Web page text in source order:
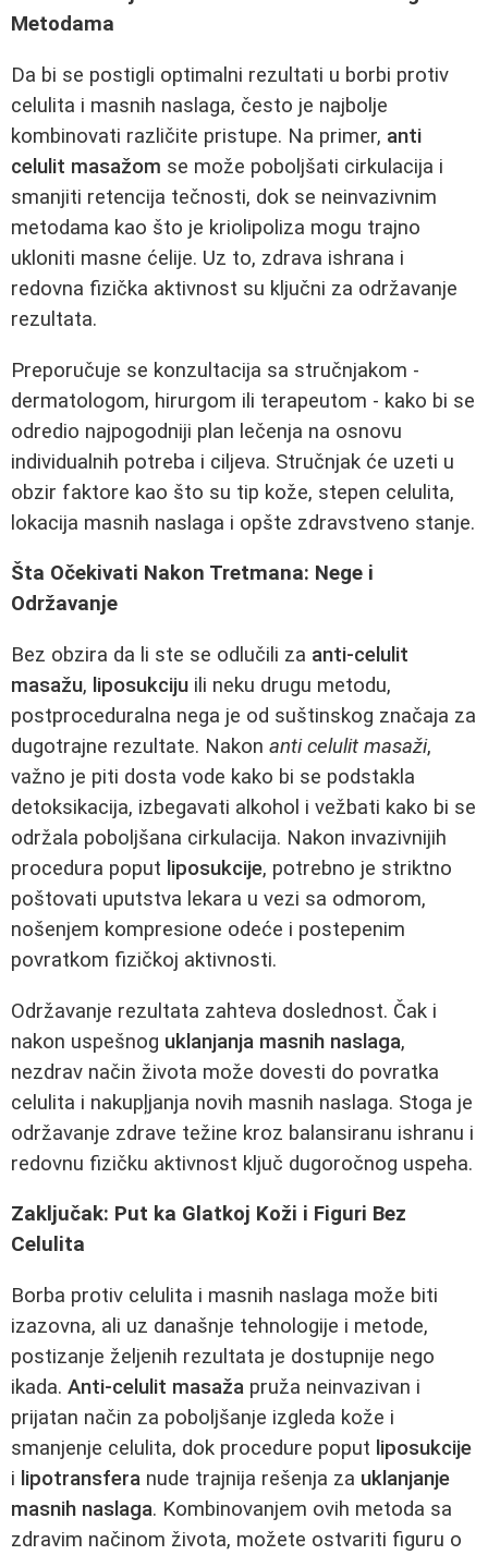
Metodama
Da bi se postigli optimalni rezultati u borbi protiv
celulita i masnih naslaga, često je najbolje
kombinovati različite pristupe. Na primer, anti
celulit masažom se može poboljšati cirkulacija i
smanjiti retencija tečnosti, dok se neinvazivnim
metodama kao što je kriolipoliza mogu trajno
ukloniti masne ćelije. Uz to, zdrava ishrana i
redovna fizička aktivnost su ključni za održavanje
rezultata.
Preporučuje se konzultacija sa stručnjakom -
dermatologom, hirurgom ili terapeutom - kako bi se
odredio najpogodniji plan lečenja na osnovu
individualnih potreba i ciljeva. Stručnjak će uzeti u
obzir faktore kao što su tip kože, stepen celulita,
lokacija masnih naslaga i opšte zdravstveno stanje.
Šta Očekivati Nakon Tretmana: Nege i
Održavanje
Bez obzira da li ste se odlučili za anti-celulit
masažu, liposukciju ili neku drugu metodu,
postproceduralna nega je od suštinskog značaja za
dugotrajne rezultate. Nakon anti celulit masaži,
važno je piti dosta vode kako bi se podstakla
detoksikacija, izbegavati alkohol i vežbati kako bi se
održala poboljšana cirkulacija. Nakon invazivnijih
procedura poput liposukcije, potrebno je striktno
poštovati uputstva lekara u vezi sa odmorom,
nošenjem kompresione odeće i postepenim
povratkom fizičkoj aktivnosti.
Održavanje rezultata zahteva doslednost. Čak i
nakon uspešnog uklanjanja masnih naslaga,
nezdrav način života može dovesti do povratka
celulita i nakupļjanja novih masnih naslaga. Stoga je
održavanje zdrave težine kroz balansiranu ishranu i
redovnu fizičku aktivnost ključ dugoročnog uspeha.
Zaključak: Put ka Glatkoj Koži i Figuri Bez
Celulita
Borba protiv celulita i masnih naslaga može biti
izazovna, ali uz današnje tehnologije i metode,
postizanje željenih rezultata je dostupnije nego
ikada. Anti-celulit masaža pruža neinvazivan i
prijatan način za poboljšanje izgleda kože i
smanjenje celulita, dok procedure poput liposukcije
i lipotransfera nude trajnija rešenja za uklanjanje
masnih naslaga. Kombinovanjem ovih metoda sa
zdravim načinom života, možete ostvariti figuru o